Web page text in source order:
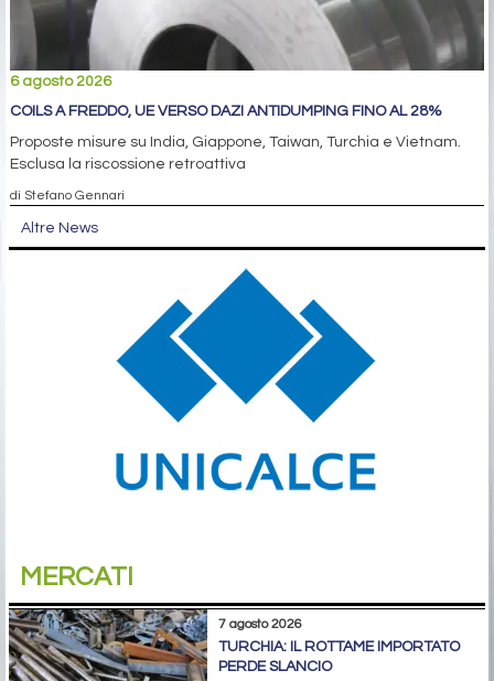
6 agosto 2026
COILS A FREDDO, UE VERSO DAZI ANTIDUMPING FINO AL 28%
Proposte misure su India, Giappone, Taiwan, Turchia e Vietnam.
Esclusa la riscossione retroattiva
di Stefano Gennari
Altre News
MERCATI
7 agosto 2026
TURCHIA: IL ROTTAME IMPORTATO
PERDE SLANCIO